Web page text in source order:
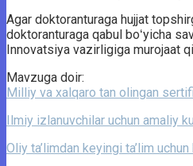
Agar doktoranturaga hujjat
doktoranturaga qabul boʻyicha
Innovatsiya vazirligiga murojaat
Mavzuga doir:
Milliy va xalqaro tan olingan
Ilmiy izlanuvchilar uchun amaliy
Oliy ta’limdan keyingi ta’lim